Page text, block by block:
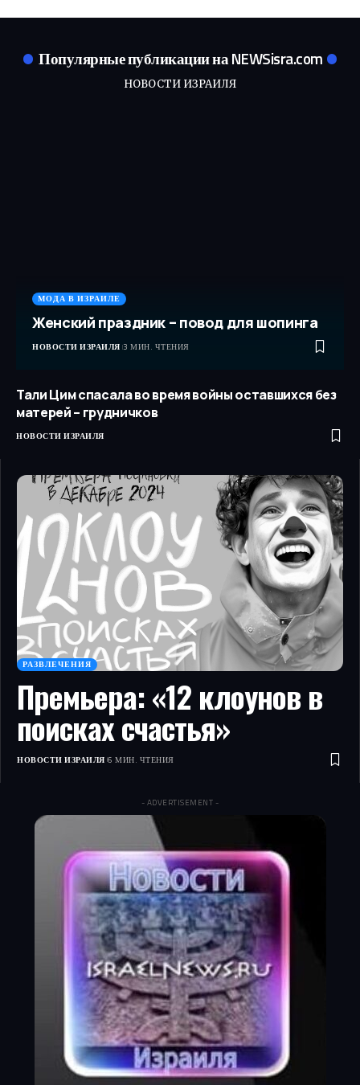
Популярные публикации на NEWSisra.com
НОВОСТИ ИЗРАИЛЯ
МОДА В ИЗРАИЛЕ
Женский праздник – повод для шопинга
НОВОСТИ ИЗРАИЛЯ 3 МИН. ЧТЕНИЯ
Тали Цим спасала во время войны оставшихся без
матерей – грудничков
НОВОСТИ ИЗРАИЛЯ
РАЗВЛЕЧЕНИЯ
Премьера: «12 клоунов в
поисках счастья»
НОВОСТИ ИЗРАИЛЯ 6 МИН. ЧТЕНИЯ
- ADVERTISEMENT -